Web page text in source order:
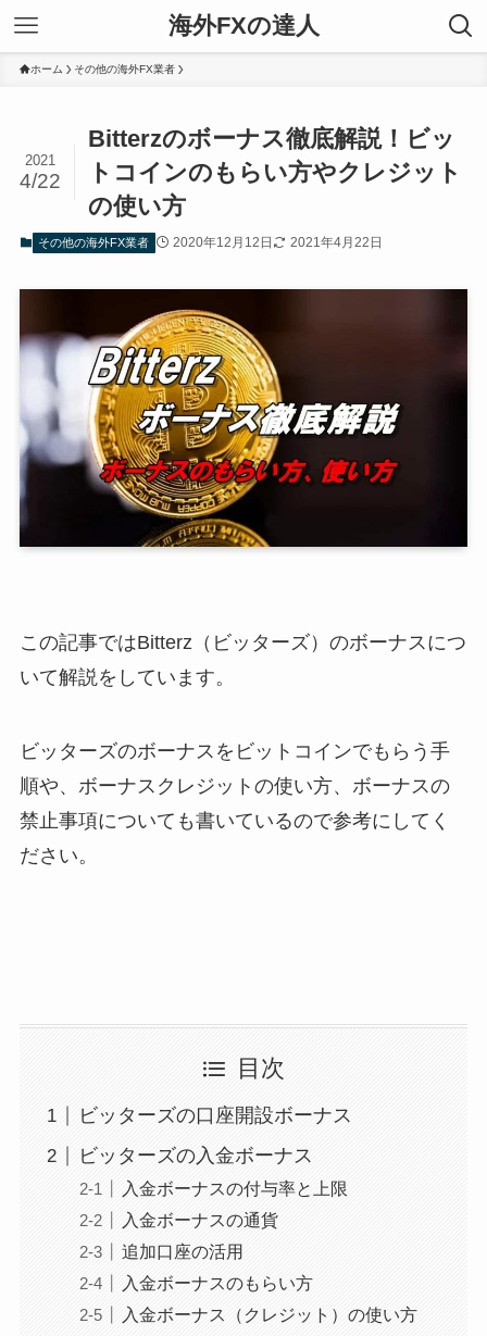
海外FXの達人
ホーム その他の海外FX業者
Bitterzのボーナス徹底解説！ビッ
トコインのもらい方やクレジット
の使い方
2021
4/22
その他の海外FX業者 2020年12月12日 2021年4月22日
この記事ではBitterz（ビッターズ）のボーナスにつ
いて解説をしています。
ビッターズのボーナスをビットコインでもらう手
順や、ボーナスクレジットの使い方、ボーナスの
禁止事項についても書いているので参考にしてく
ださい。
目次
ビッターズの口座開設ボーナス
ビッターズの入金ボーナス
入金ボーナスの付与率と上限
入金ボーナスの通貨
追加口座の活用
入金ボーナスのもらい方
入金ボーナス（クレジット）の使い方